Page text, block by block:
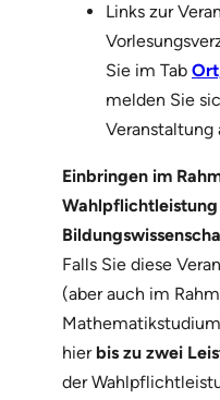
Links zur
Sie im Tab
melden Sie
Veranstaltung
Einbringen im
Falls Sie diese
(aber auch im
hier bis zu zwei
der